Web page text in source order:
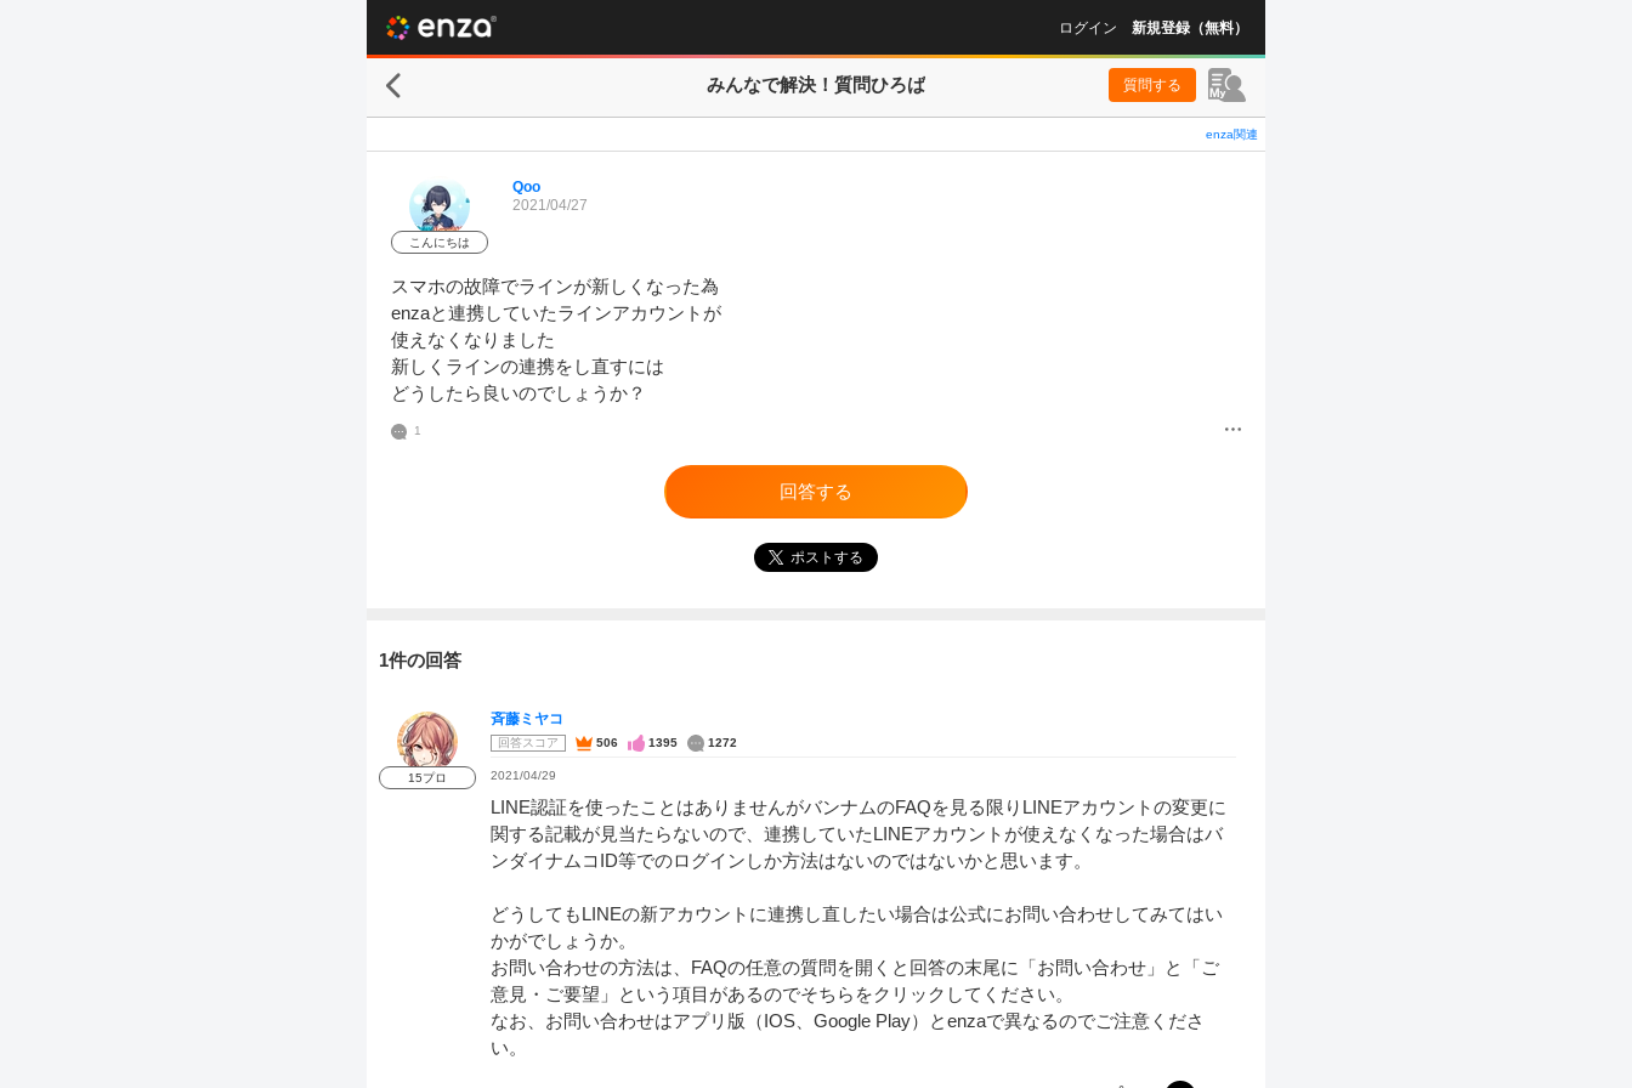
ログイン 新規登録（無料）
みんなで解決！ 質問ひろば 質問する
enza関連
こんにちは
Qoo
2021/04/27
スマホの故障でラインが新しくなった為
enzaと連携していたラインアカウントが
使えなくなりました
新しくラインの連携をし直すには
どうしたら良いのでしょうか？
1
回答する
ポストする
1件の回答
15プロ
斉藤ミヤコ
回答スコア 506 1395 1272
2021/04/29
LINE認証を使ったことはありませんがバンナムのFAQを見る限りLINEアカウントの変更に
関する記載が見当たらないので、連携していたLINEアカウントが使えなくなった場合はバ
ンダイナムコID等でのログインしか方法はないのではないかと思います。
どうしてもLINEの新アカウントに連携し直したい場合は公式にお問い合わせしてみてはい
かがでしょうか。
お問い合わせの方法は、FAQの任意の質問を開くと回答の末尾に「お問い合わせ」と「ご
意見・ご要望」という項目があるのでそちらをクリックしてください。
なお、お問い合わせはアプリ版（IOS、Google Play）とenzaで異なるのでご注意くださ
い。